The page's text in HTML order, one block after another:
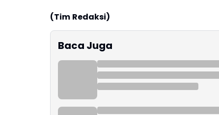
(Tim Redaksi)
Baca Juga